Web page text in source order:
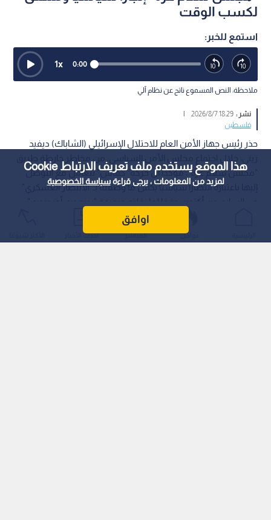
هذا الموقع يستخدم ملف تعريف الارتباط Cookie
لمزيد من المعلومات ، يرجى قراءةسياسة الخصوصية
اوافق
لكسب الوقت
استمع للخبر:
0:00
1x
ملاحظة: النص المسموع ناتج عن نظام آلي
نشر :18:29 2026/8/7
|
فلسطين
حذر رئيس جهاز الأمن العام للاحتلال الإسرائيلي (الشاباك) ديفيد
"مجلس سلام غزة"، مؤكدا أن حركة "حماس" تتعامل مع التوصل
إليها باعتباره انتصارا سياسيا يكمل ما وصفته بـ"الانتصار العسكري"
عواجل المباشر أحدث الأخبار